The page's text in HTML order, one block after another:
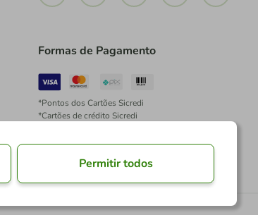
Formas de Pagamento
*Pontos dos Cartões Sicredi
*Cartões de crédito Sicredi
Permitir todos